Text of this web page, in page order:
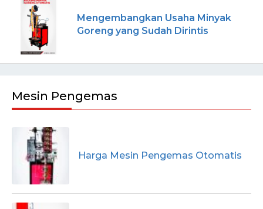
Mengembangkan Usaha Minyak
Goreng yang Sudah Dirintis
Mesin Pengemas
Harga Mesin Pengemas Otomatis